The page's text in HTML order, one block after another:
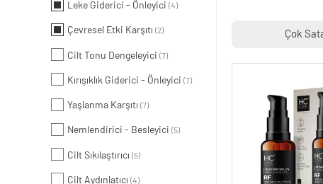
Leke Giderici - Önleyici (4)
Çevresel Etki Karşıtı (2)
Cilt Tonu Dengeleyici (7)
Kırışıklık Giderici - Önleyici (7)
Yaşlanma Karşıtı (7)
Nemlendirici - Besleyici (5)
Cilt Sıkılaştırıcı (5)
Cilt Aydınlatıcı (4)
Çok